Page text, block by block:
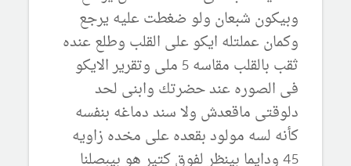
وبيكون شبعان ولو ضغطت عليه يرجع
وكمان عملتله ايكو على القلب وطلع عنده
ثقب بالقلب مقاسه 5 ملى وتقرير الايكو
فى الصوره عند حضرتك وابنى لحد
دلوقتى ماقعدش ولا سند دماغه بنفسه
كأنه لسه مولود بقعده على مخده زاويه
45 ودايما بينظر لفوق كتير هو بيبصلنا